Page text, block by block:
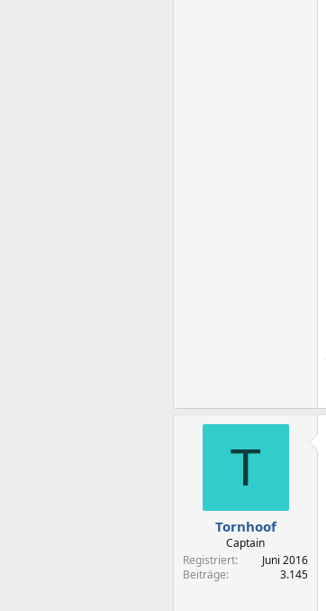
T
Tornhoof
Captain
Registriert
Juni 2016
Beiträge
3.145